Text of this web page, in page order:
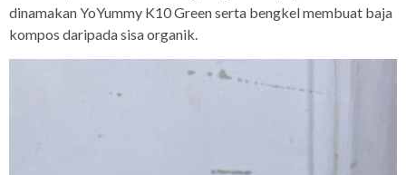
dinamakan YoYummy K10 Green serta bengkel membuat baja
kompos daripada sisa organik.